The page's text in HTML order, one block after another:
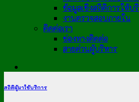
ข้อมูลเชิงสถิติการให้บ
งานตรวจสอบภายใน
ติดต่อเรา
ช่องทางติดต่อ
สายด่วนผู้บริหาร
สถิติผู้มาใช้บริการ